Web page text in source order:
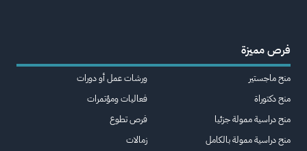
فرص مميزة
منح ماجستير
منح دكتوراة
منح دراسية ممولة جزئيا
منح دراسية ممولة بالكامل
ورشات عمل أو دورات
فعاليات ومؤتمرات
فرص تطوع
زمالات